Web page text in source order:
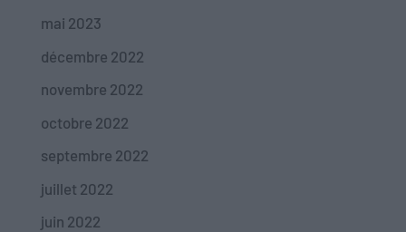
mai 2023
décembre 2022
novembre 2022
octobre 2022
septembre 2022
juillet 2022
juin 2022